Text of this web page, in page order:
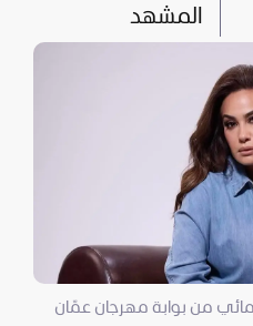
المشهد
من بوابة مهرجان عمّان